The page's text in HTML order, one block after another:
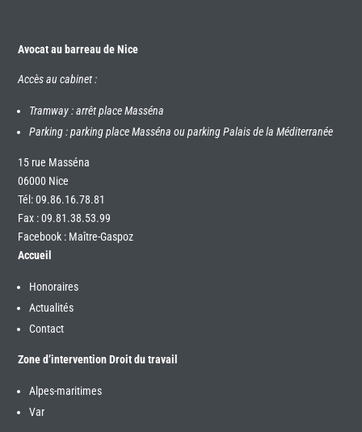
Avocat au barreau de Nice
Accès au cabinet :
Tramway : arrêt place Masséna
Parking : parking place Masséna ou parking Palais de la Méditerranée
15 rue Masséna
06000 Nice
Tél:09.86.16.78.81
Fax : 09.81.38.53.99
Facebook : Maître-Gaspoz
Accueil
Honoraires
Actualités
Contact
Zone d’intervention Droit du travail
Alpes-maritimes
Var